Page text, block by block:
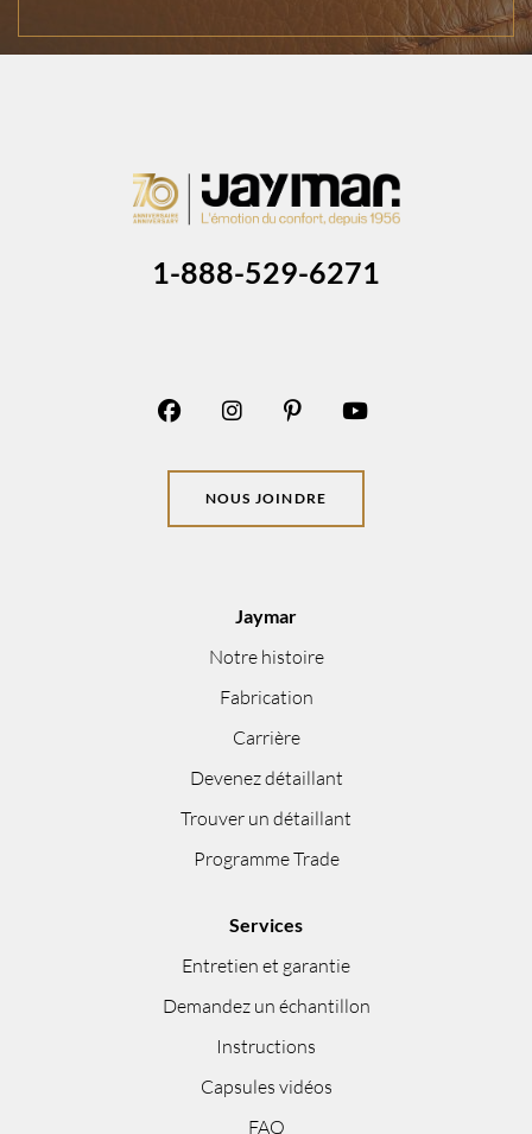
1-888-529-6271
NOUS JOINDRE
Jaymar
Notre histoire
Fabrication
Carrière
Devenez détaillant
Trouver un détaillant
Programme Trade
Services
Entretien et garantie
Demandez un échantillon
Instructions
Capsules vidéos
FAQ